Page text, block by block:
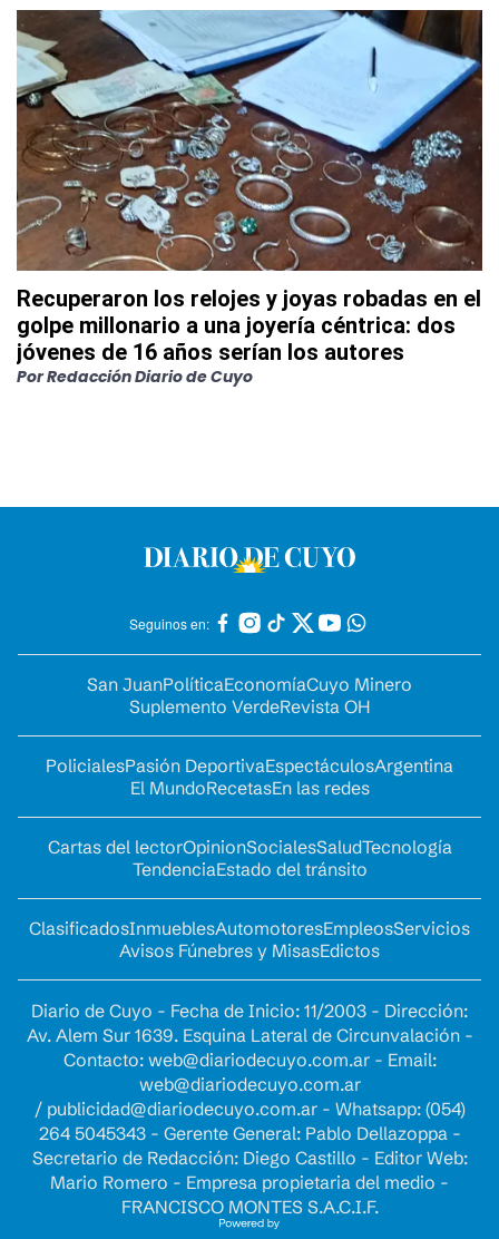
Recuperaron los relojes y joyas robadas en el
golpe millonario a una joyería céntrica: dos
jóvenes de 16 años serían los autores
PorRedacción Diario de Cuyo
Seguinos en:
San JuanPolíticaEconomíaCuyo Minero
Suplemento VerdeRevista OH
PolicialesPasión DeportivaEspectáculosArgentina
El MundoRecetasEn las redes
Cartas del lectorOpinionSocialesSaludTecnología
TendenciaEstado del tránsito
ClasificadosInmueblesAutomotoresEmpleosServicios
Avisos Fúnebres y MisasEdictos
Diario de Cuyo - Fecha de Inicio: 11/2003 - Dirección:
Av. Alem Sur 1639. Esquina Lateral de Circunvalación -
Contacto: web@diariodecuyo.com.ar- Email:
web@diariodecuyo.com.ar
/ publicidad@diariodecuyo.com.ar- Whatsapp: (054)
264 5045343 - Gerente General: Pablo Dellazoppa -
Secretario de Redacción: Diego Castillo - Editor Web:
Mario Romero - Empresa propietaria del medio -
FRANCISCO MONTES S.A.C.I.F.